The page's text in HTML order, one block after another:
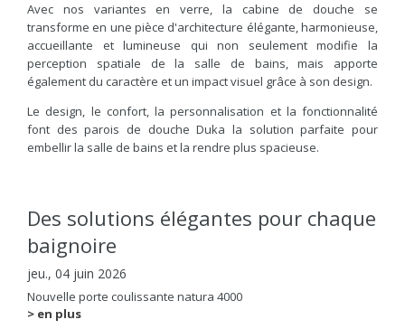
Avec nos variantes en verre, la cabine de douche se
transforme en une pièce d'architecture élégante, harmonieuse,
accueillante et lumineuse qui non seulement modifie la
perception spatiale de la salle de bains, mais apporte
également du caractère et un impact visuel grâce à son design.
Le design, le confort, la personnalisation et la fonctionnalité
font des parois de douche Duka la solution parfaite pour
embellir la salle de bains et la rendre plus spacieuse.
Des solutions élégantes pour chaque
baignoire
jeu., 04 juin 2026
Nouvelle porte coulissante natura 4000
> en plus